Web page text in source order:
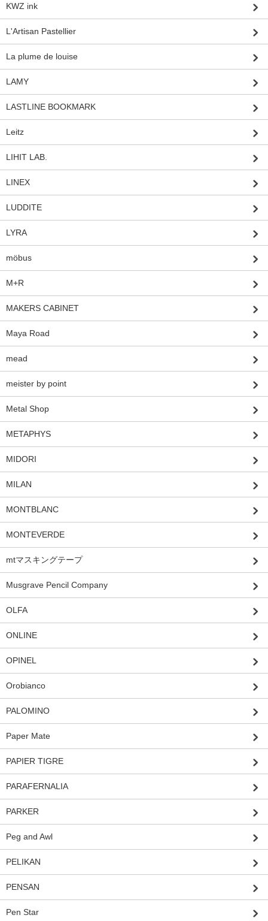
KWZ ink
L'Artisan Pastellier
La plume de louise
LAMY
LASTLINE BOOKMARK
Leitz
LIHIT LAB.
LINEX
LUDDITE
LYRA
möbus
M+R
MAKERS CABINET
Maya Road
mead
meister by point
Metal Shop
METAPHYS
MIDORI
MILAN
MONTBLANC
MONTEVERDE
mtマスキングテープ
Musgrave Pencil Company
OLFA
ONLINE
OPINEL
Orobianco
PALOMINO
Paper Mate
PAPIER TIGRE
PARAFERNALIA
PARKER
Peg and Awl
PELIKAN
PENSAN
Pen Star